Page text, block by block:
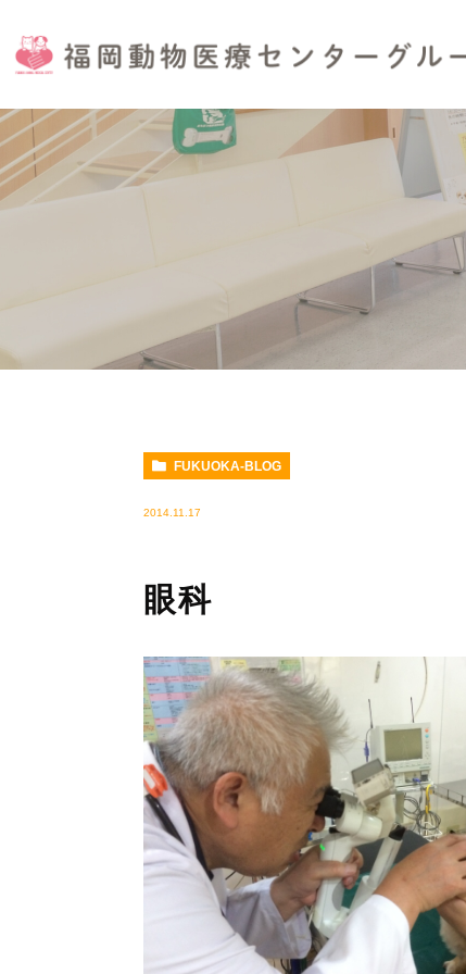
FUKUOKA-BLOG
2014.11.17
眼科